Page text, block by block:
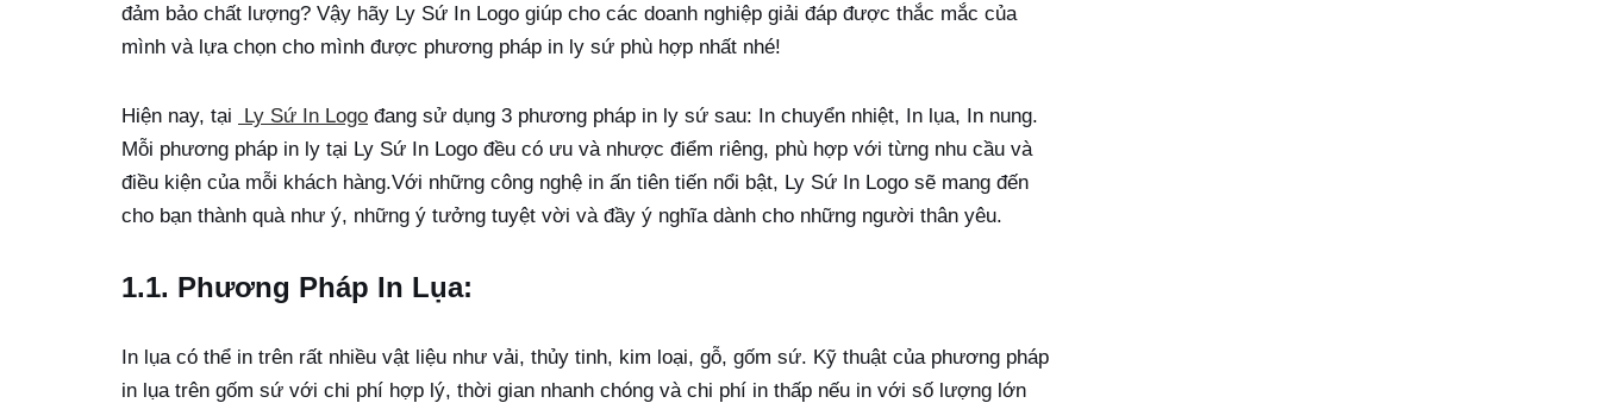
đảm bảo chất lượng? Vậy hãy Ly Sứ In Logo giúp cho các doanh nghiệp giải đáp được thắc mắc của
mình và lựa chọn cho mình được phương pháp in ly sứ phù hợp nhất nhé!
Hiện nay, tại Ly Sứ In Logo đang sử dụng 3 phương pháp in ly sứ sau: In chuyển nhiệt, In lụa, In nung.
Mỗi phương pháp in ly tại Ly Sứ In Logo đều có ưu và nhược điểm riêng, phù hợp với từng nhu cầu và
điều kiện của mỗi khách hàng.Với những công nghệ in ấn tiên tiến nổi bật, Ly Sứ In Logo sẽ mang đến
cho bạn thành quà như ý, những ý tưởng tuyệt vời và đầy ý nghĩa dành cho những người thân yêu.
1.1. Phương Pháp In Lụa:
In lụa có thể in trên rất nhiều vật liệu như vải, thủy tinh, kim loại, gỗ, gốm sứ. Kỹ thuật của phương pháp
in lụa trên gốm sứ với chi phí hợp lý, thời gian nhanh chóng và chi phí in thấp nếu in với số lượng lớn